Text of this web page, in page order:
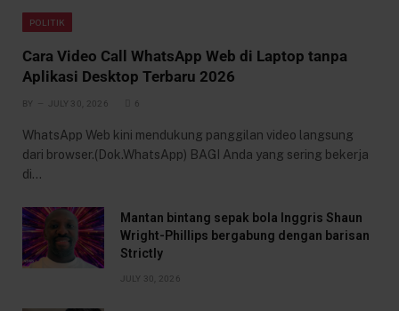
POLITIK
Cara Video Call WhatsApp Web di Laptop tanpa
Aplikasi Desktop Terbaru 2026
BY JULY 30, 2026 6
WhatsApp Web kini mendukung panggilan video langsung
dari browser.(Dok.WhatsApp) BAGI Anda yang sering bekerja
di…
Mantan bintang sepak bola Inggris Shaun
Wright-Phillips bergabung dengan barisan
Strictly
JULY 30, 2026